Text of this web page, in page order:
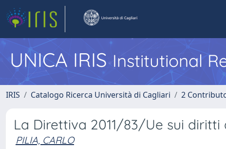
UNICA IRISInstitutional
IRIS Catalogo Ricerca Università di Cagliari 2
La Direttiva 2011/83/Ue sui
PILIA, CARLO